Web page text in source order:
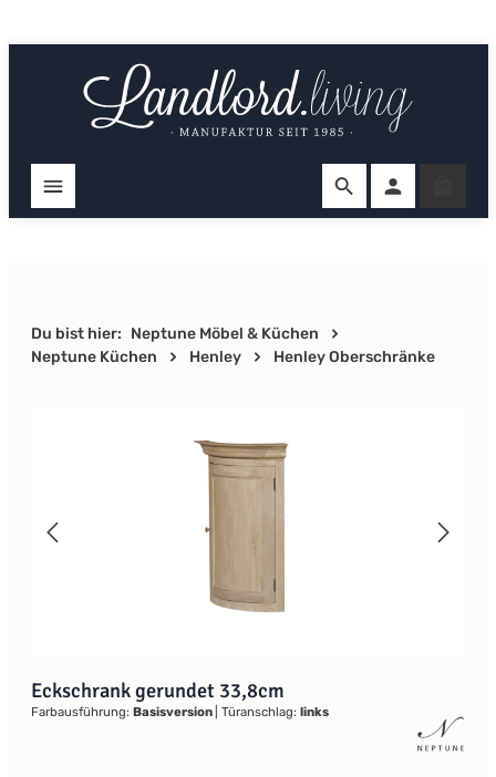
Du bist hier: Neptune Möbel & Küchen
Neptune Küchen
Henley Henley Oberschränke
Eckschrank gerundet 33,8cm
Farbausführung: Basisversion Türanschlag: links